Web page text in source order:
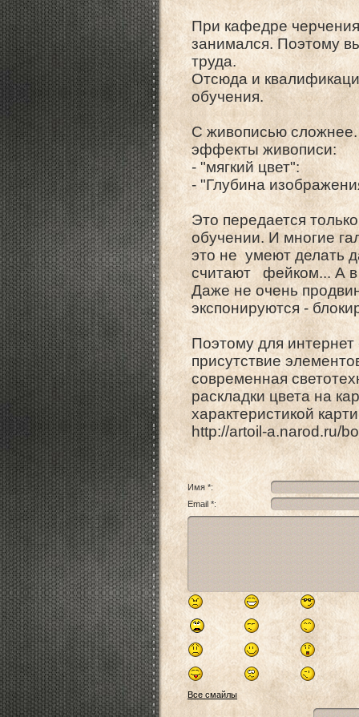
При кафедре
занимался. Поэтому
труда.
Отсюда и
обучения.
С живописью сложнее.
эффекты живописи:
- "мягкий цвет":
- "Глубина
Это передается
обучении. И многие
это не умеют делать
считают фейком... А в
Даже не очень
экспонируются -
Поэтому для интернет
присутствие
современная
раскладки цвета на
характеристикой
http://artoil-a.narod.ru/
Имя *:
Email *:
Все смайлы